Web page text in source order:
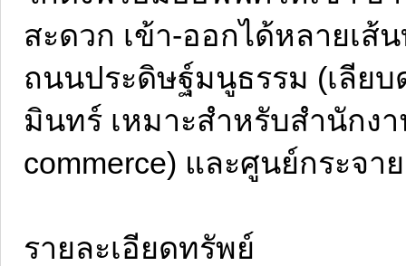
สะดวก เข้า-ออกได้หลายเส้
ถนนประดิษฐ์มนูธรรม (เลีย
มินทร์ เหมาะสำหรับสำนักง
commerce) และศูนย์กระจา
รายละเอียดทรัพย์